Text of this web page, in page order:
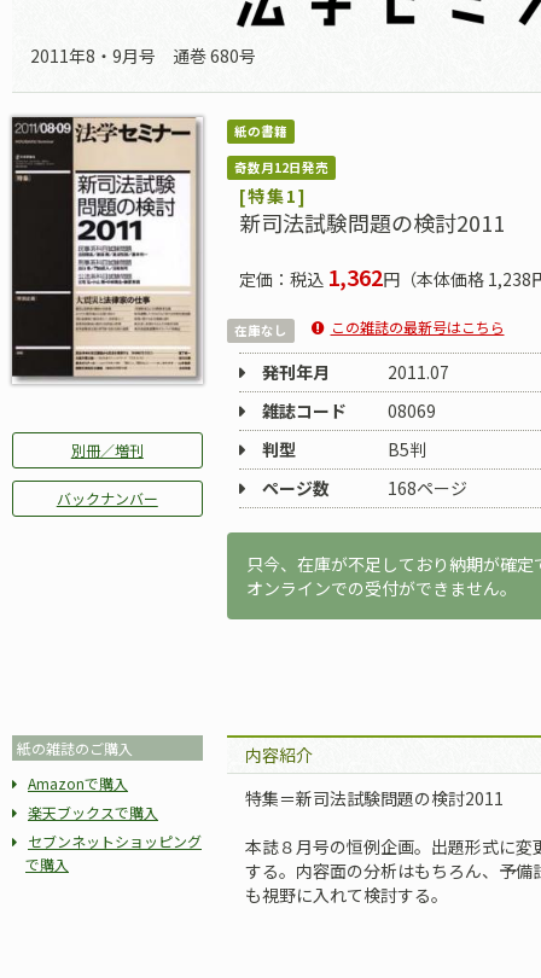
2011年8・9月号 通巻 680号
別冊／増刊
バックナンバー
紙の書籍
奇数月12日発売
[特集1]
新司法試験問題の検討2011
定価：税込 1,362円（本体価格 1,238
在庫なし この雑誌の最新号はこちら
発刊年月
2011.07
雑誌コード
08069
判型
B5判
ページ数
168ページ
只今、在庫が不足しており納期が確定
オンラインでの受付ができません。
紙の雑誌のご購入
Amazonで購入
楽天ブックスで購入
セブンネットショッピング
で購入
内容紹介
特集＝新司法試験問題の検討2011
本誌８月号の恒例企画。出題形式に
する。内容面の分析はもちろん、予
も視野に入れて検討する。